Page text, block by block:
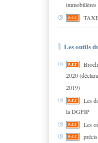
immobilières
Les outils
2020
2019)
Les
la DGFIP
Les